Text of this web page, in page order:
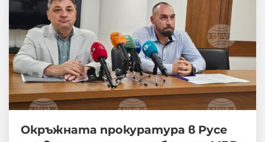
Окръжната прокуратура в Русе